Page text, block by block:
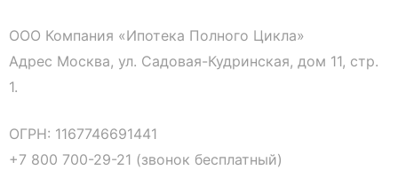
ООО Компания «Ипотека Полного Цикла»
Адрес Москва, ул. Садовая-Кудринская, дом 11, стр.
1.
ОГРН: 1167746691441
+7 800 700-29-21 (звонок бесплатный)